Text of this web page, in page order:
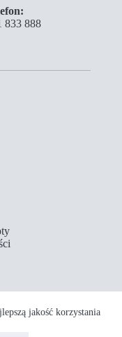
jakość korzystania
833 888